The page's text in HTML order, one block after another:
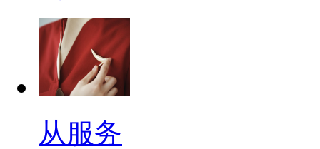
从服务